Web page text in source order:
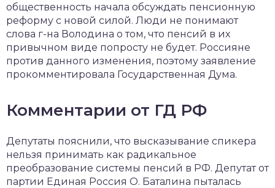
общественность начала обсуждать пенсионную
реформу с новой силой. Люди не понимают
слова г-на Володина о том, что пенсий в их
привычном виде попросту не будет. Россияне
против данного изменения, поэтому заявление
прокомментировала Государственная Дума.
Комментарии от ГД РФ
Депутаты пояснили, что высказывание спикера
нельзя принимать как радикальное
преобразование системы пенсий в РФ. Депутат от
партии Единая Россия О. Баталина пыталась